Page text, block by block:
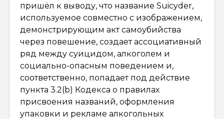
пришёл к выводу, что название Suicyder,
используемое совместно с изображением,
демонстрирующим акт самоубийства
через повешение, создает ассоциативный
ряд между суицидом, алкоголем и
социально-опасным поведением и,
соответственно, попадает под действие
пункта 3.2(b) Кодекса о правилах
присвоения названий, оформления
упаковки и рекламе алкогольных